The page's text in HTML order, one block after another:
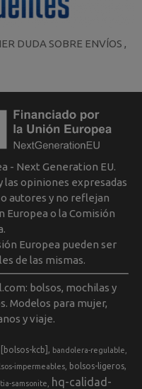
DUDA SOBRE ENVÍOS ,
- Next Generation EU.
las opiniones expresadas
autores y no reflejan
Europea o la Comisión
Europea pueden ser
de las mismas.
bolsos, mochilas y
Modelos para mujer,
y viaje.
[bolsos-kcb] bandolera-regulable
impermeables bolsos-ligeros
samsonite
hq-calidad-